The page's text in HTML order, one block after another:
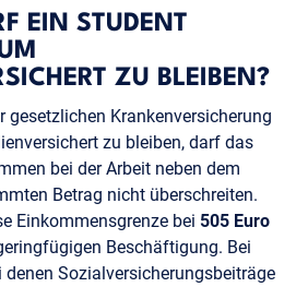
EIN STUDENT
ZU BLEIBEN?
gesetzlichen Krankenversicherung
zu bleiben, darf das
bei der Arbeit neben dem
Betrag nicht überschreiten.
Einkommensgrenze bei 505 Euro
Beschäftigung. Bei
Sozialversicherungsbeiträge